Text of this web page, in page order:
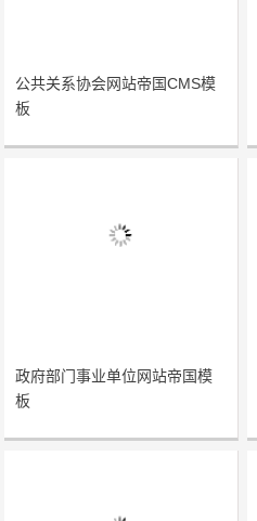
公共关系协会网站帝国CMS模
板
政府部门事业单位网站帝国模
板